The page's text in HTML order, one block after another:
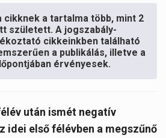
cikknek a tartalma több, mint 2
született. A jogszabály-
cikkeinkben található
a publikálás, illetve a
érvényesek.
után ismét negatív
első félévben a megszűnő